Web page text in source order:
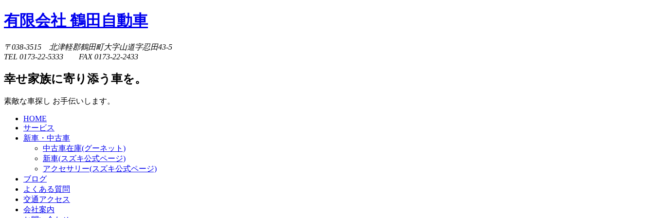
有限会社 鶴田自動車
〒038-3515 北津軽郡鶴田町大字山道字忍田43-5
TEL 0173-22-5333 FAX 0173-22-2433
幸せ家族に寄り添う車を。
素敵な車探し お手伝いします。
HOME
サービス
新車・中古車
中古車在庫(グーネット)
新車(スズキ公式ページ)
アクセサリー(スズキ公式ページ)
ブログ
よくある質問
交通アクセス
会社案内